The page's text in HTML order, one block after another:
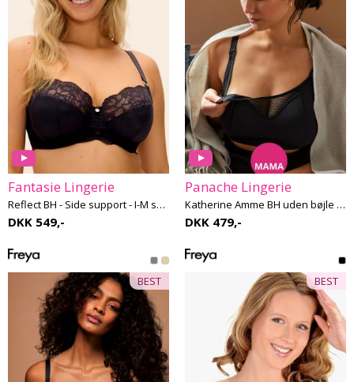
Fantasie Lingerie
Reflect BH - Side support - I-M skål
DKK 549,-
Panache Lingerie
Katherine Amme BH uden bøjle G-M skål
DKK 479,-
BEST BEST